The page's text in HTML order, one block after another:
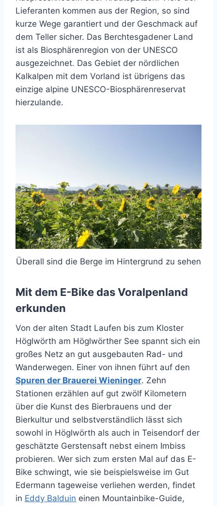
Lieferanten kommen aus der Region, so sind
kurze Wege garantiert und der Geschmack auf
dem Teller sicher. Das Berchtesgadener Land
ist als Biosphärenregion von der UNESCO
ausgezeichnet. Das Gebiet der nördlichen
Kalkalpen mit dem Vorland ist übrigens das
einzige alpine UNESCO-Biosphärenreservat
hierzulande.
Überall sind die Berge im Hintergrund zu sehen
Mit dem E-Bike das Voralpenland
erkunden
Von der alten Stadt Laufen bis zum Kloster
Höglwörth am Höglwörther See spannt sich ein
großes Netz an gut ausgebauten Rad- und
Wanderwegen. Einer von ihnen führt auf den
Spuren der Brauerei Wieninger. Zehn
Stationen erzählen auf gut zwölf Kilometern
über die Kunst des Bierbrauens und der
Bierkultur und selbstverständlich lässt sich
sowohl in Höglwörth als auch in Teisendorf der
geschätzte Gerstensaft nebst einem Imbiss
probieren. Wer sich zum ersten Mal auf das E-
Bike schwingt, wie sie beispielsweise im Gut
Edermann tageweise verliehen werden, findet
in Eddy Balduin einen Mountainbike-Guide,